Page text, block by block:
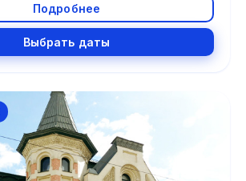
Подробнее
Выбрать даты